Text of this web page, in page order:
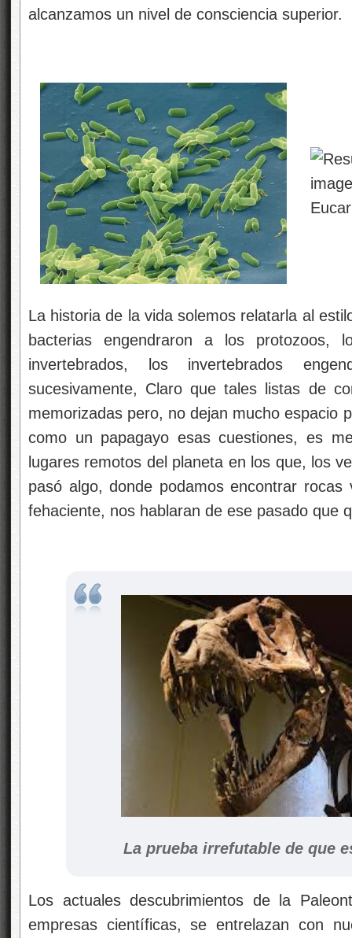
alcanzamos un nivel de consciencia superior.
La historia de la vida solemos relatarla al
bacterias engendraron a los protozoos,
invertebrados, los invertebrados
sucesivamente, Claro que tales listas de
memorizadas pero, no dejan mucho espacio
como un papagayo esas cuestiones, es
lugares remotos del planeta en los que, los
pasó algo, donde podamos encontrar
fehaciente, nos hablaran de ese pasado que
La prueba irrefutable de que
Los actuales descubrimientos de la
empresas científicas, se entrelazan con